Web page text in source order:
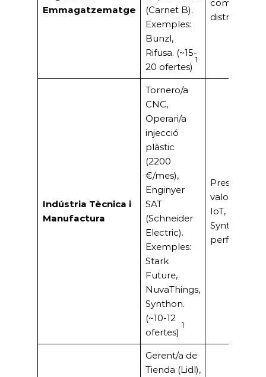
Emmagatzematge
(Carnet B).
Exemples:
Bunzl,
Rifusa. (~15-
20 ofertes)
1
com a node
distribució
Indústria Tècnica i
Manufactura
Tornero/a
CNC,
Operari/a
injecció
plàstic
(2200
€/mes),
Enginyer
SAT
(Schneider
Electric).
Exemples:
Stark
Future,
NuvaThings,
Synthon.
(~10-12
ofertes)
1
Presència
valor afegit
IoT,
Synthon)
perfils
Gerent/a de
Tienda (Lidl),